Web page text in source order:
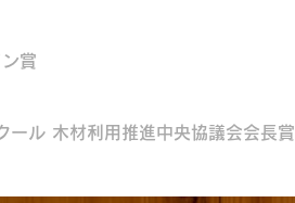
賞
ル 木材利用推進中央協議会会長賞